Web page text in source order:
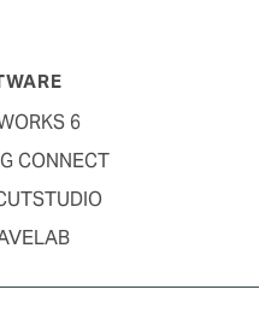
6
CONNECT